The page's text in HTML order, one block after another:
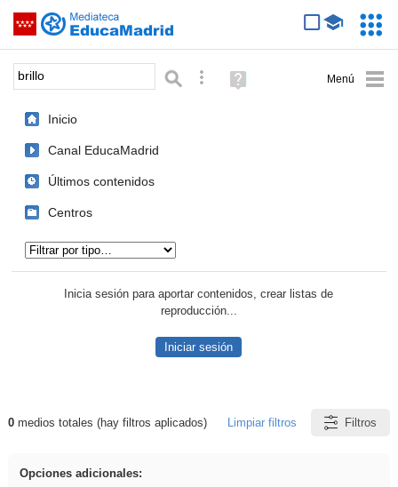
Saltar navegación
Palabra o frase: Búsqueda avanzada
Ayuda
(en
Inicio
Canal EducaMadrid
Últimos contenidos
Centros
Inicia sesión para aportar contenidos, crear listas de
reproducción...
Iniciar sesión
Resultados de: brillo
0medios totales (hay filtros aplicados) Limpiar filtros Filtros
Opciones adicionales: